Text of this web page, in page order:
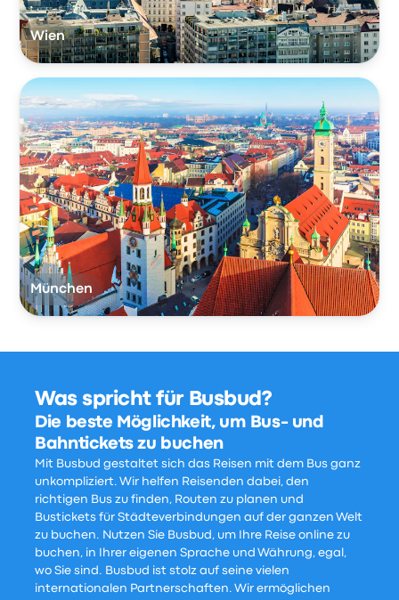
Wien
München
Was spricht für Busbud?
Die beste Möglichkeit, um Bus- und
Bahntickets zu buchen
Mit Busbud gestaltet sich das Reisen mit dem Bus ganz
unkompliziert. Wir helfen Reisenden dabei, den
richtigen Bus zu finden, Routen zu planen und
Bustickets für Städteverbindungen auf der ganzen Welt
zu buchen. Nutzen Sie Busbud, um Ihre Reise online zu
buchen, in Ihrer eigenen Sprache und Währung, egal,
wo Sie sind. Busbud ist stolz auf seine vielen
internationalen Partnerschaften. Wir ermöglichen